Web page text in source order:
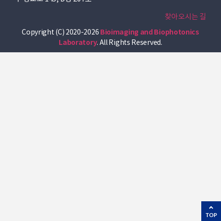
TOP
찾아오시는 길
Copyright (C) 2020-2026 Bioimaging and Biophotonics
Laboratory. All Rights Reserved.